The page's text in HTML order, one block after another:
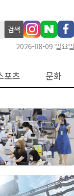
검색
2026-08-09 일요일
포츠 문화